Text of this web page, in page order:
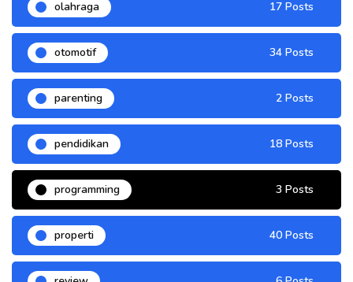
olahraga 17 Posts
otomotif 34 Posts
parenting 2 Posts
pendidikan 18 Posts
programming 3 Posts
properti 40 Posts